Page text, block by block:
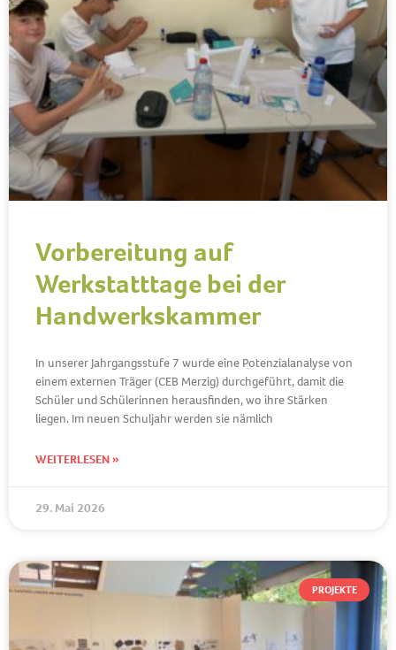
Vorbereitung auf
Werkstatttage bei der
Handwerkskammer
In unserer Jahrgangsstufe 7 wurde eine Potenzialanalyse von
einem externen Träger (CEB Merzig) durchgeführt, damit die
Schüler und Schülerinnen herausfinden, wo ihre Stärken
liegen. Im neuen Schuljahr werden sie nämlich
WEITERLESEN »
29. Mai 2026
PROJEKTE